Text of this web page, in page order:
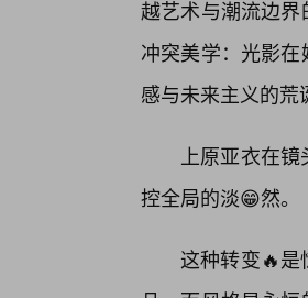
越艺术与潮流边
冲突美学：光影
感与未来主义的荒
上原亚衣在
控全局的淡😁然。
这种转变🔥